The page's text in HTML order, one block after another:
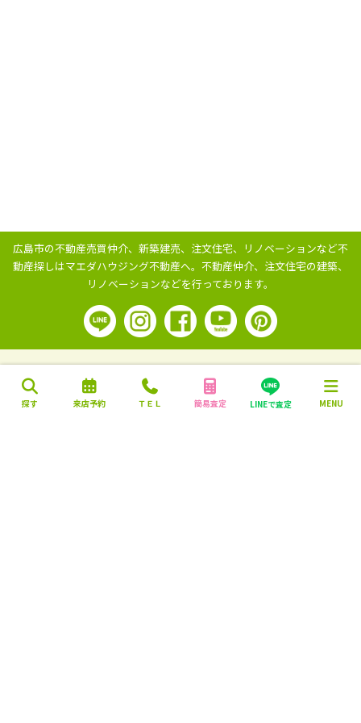
探す 来店予約 ＴＥＬ 簡易査定 LINEで査定 MENU
広島市の不動産売買仲介、新築建売、注文住宅、リノベーションなど不
動産探しはマエダハウジング不動産へ。 不動産仲介、注文住宅の建築、
リノベーションなどを行っております。